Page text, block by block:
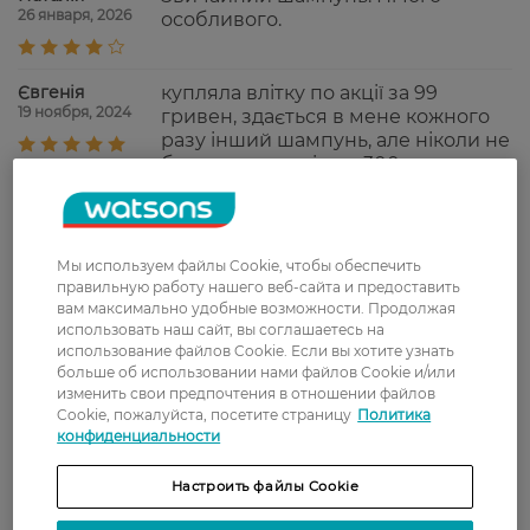
26 января, 2026
особливого.
Євгенія
19 ноября, 2024
купляла влітку по акції за 99
гривен, здається в мене кожного
разу інший шампунь, але ніколи не
брала менше ніж за 300 гривень,
чомусь не довіряла, але не
пожаліла тепер спробую інші
шампуні цього бренду волосся
після нього мʼяке та приємно
пахне, для мене це запах ананасу
більше, ніж кокосу
Оксана
5 ноября, 2024
Дуже густа консистенція шампуню,
вистачає невеликої кількості на
один раз. Аромат неймовірний
кокосу, не хімічний не душно-
солодкий, а приємний. Гарно
очіщує волосся.
Мы используем файлы Cookie, чтобы обеспечить
правильную работу нашего веб-сайта и предоставить
вам максимально удобные возможности. Продолжая
использовать наш сайт, вы соглашаетесь на
использование файлов Cookie. Если вы хотите узнать
больше об использовании нами файлов Cookie и/или
изменить свои предпочтения в отношении файлов
Cookie, пожалуйста, посетите страницу Политика
конфиденциальности
Настроить файлы Cookie